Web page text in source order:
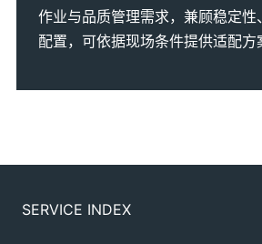
作业与品质管理需求，兼顾稳定性
配置，可依据现场条件提供适配方
SERVICE INDEX